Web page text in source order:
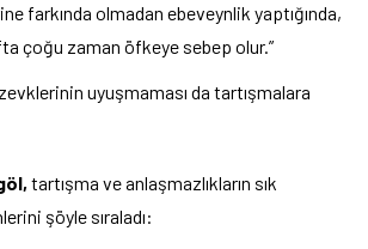
farkında olmadan ebeveynlik yaptığında,
çoğu zaman öfkeye sebep olur.”
uyuşmaması da tartışmalara
tartışma ve anlaşmazlıkların sık
şöyle sıraladı: